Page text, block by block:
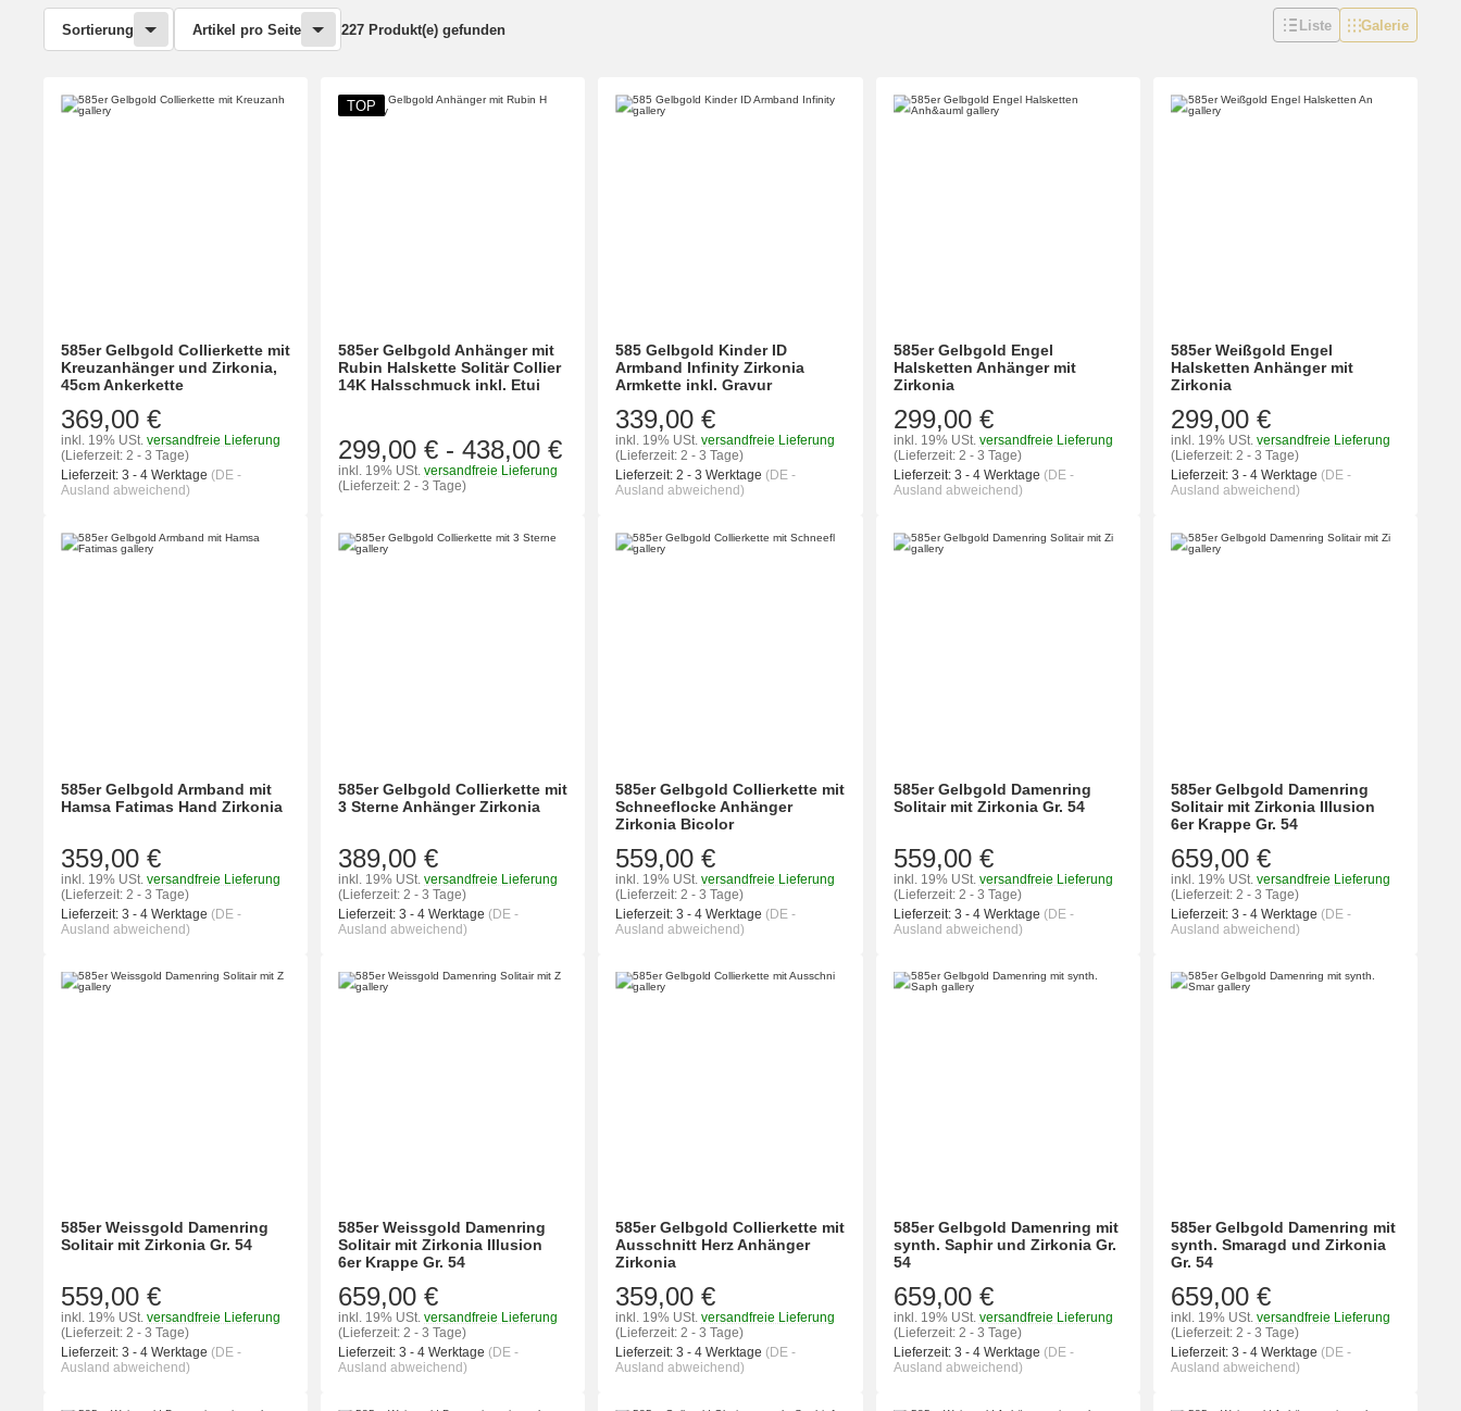
Sortierung Artikel pro Seite 227 Produkt(e) gefunden Liste Galerie
585er Gelbgold Collierkette mit
Kreuzanhänger und Zirkonia,
45cm Ankerkette
369,00 €
inkl. 19% USt. versandfreie Lieferung
(Lieferzeit: 2 - 3 Tage)
Lieferzeit: 3 - 4 Werktage (DE -
Ausland abweichend)
TOP
585er Gelbgold Anhänger mit
Rubin Halskette Solitär Collier
14K Halsschmuck inkl. Etui
299,00 € -438,00 €
inkl. 19% USt. versandfreie Lieferung
(Lieferzeit: 2 - 3 Tage)
585 Gelbgold Kinder ID
Armband Infinity Zirkonia
Armkette inkl. Gravur
339,00 €
inkl. 19% USt. versandfreie Lieferung
(Lieferzeit: 2 - 3 Tage)
Lieferzeit: 2 - 3 Werktage (DE -
Ausland abweichend)
585er Gelbgold Engel
Halsketten Anhänger mit
Zirkonia
299,00 €
inkl. 19% USt. versandfreie Lieferung
(Lieferzeit: 2 - 3 Tage)
Lieferzeit: 3 - 4 Werktage (DE -
Ausland abweichend)
585er Weißgold Engel
Halsketten Anhänger mit
Zirkonia
299,00 €
inkl. 19% USt. versandfreie Lieferung
(Lieferzeit: 2 - 3 Tage)
Lieferzeit: 3 - 4 Werktage (DE -
Ausland abweichend)
585er Gelbgold Armband mit
Hamsa Fatimas Hand Zirkonia
359,00 €
inkl. 19% USt. versandfreie Lieferung
(Lieferzeit: 2 - 3 Tage)
Lieferzeit: 3 - 4 Werktage (DE -
Ausland abweichend)
585er Gelbgold Collierkette mit
3 Sterne Anhänger Zirkonia
389,00 €
inkl. 19% USt. versandfreie Lieferung
(Lieferzeit: 2 - 3 Tage)
Lieferzeit: 3 - 4 Werktage (DE -
Ausland abweichend)
585er Gelbgold Collierkette mit
Schneeflocke Anhänger
Zirkonia Bicolor
559,00 €
inkl. 19% USt. versandfreie Lieferung
(Lieferzeit: 2 - 3 Tage)
Lieferzeit: 3 - 4 Werktage (DE -
Ausland abweichend)
585er Gelbgold Damenring
Solitair mit Zirkonia Gr. 54
559,00 €
inkl. 19% USt. versandfreie Lieferung
(Lieferzeit: 2 - 3 Tage)
Lieferzeit: 3 - 4 Werktage (DE -
Ausland abweichend)
585er Gelbgold Damenring
Solitair mit Zirkonia Illusion
6er Krappe Gr. 54
659,00 €
inkl. 19% USt. versandfreie Lieferung
(Lieferzeit: 2 - 3 Tage)
Lieferzeit: 3 - 4 Werktage (DE -
Ausland abweichend)
585er Weissgold Damenring
Solitair mit Zirkonia Gr. 54
559,00 €
inkl. 19% USt. versandfreie Lieferung
(Lieferzeit: 2 - 3 Tage)
Lieferzeit: 3 - 4 Werktage (DE -
Ausland abweichend)
585er Weissgold Damenring
Solitair mit Zirkonia Illusion
6er Krappe Gr. 54
659,00 €
inkl. 19% USt. versandfreie Lieferung
(Lieferzeit: 2 - 3 Tage)
Lieferzeit: 3 - 4 Werktage (DE -
Ausland abweichend)
585er Gelbgold Collierkette mit
Ausschnitt Herz Anhänger
Zirkonia
359,00 €
inkl. 19% USt. versandfreie Lieferung
(Lieferzeit: 2 - 3 Tage)
Lieferzeit: 3 - 4 Werktage (DE -
Ausland abweichend)
585er Gelbgold Damenring mit
synth. Saphir und Zirkonia Gr.
54
659,00 €
inkl. 19% USt. versandfreie Lieferung
(Lieferzeit: 2 - 3 Tage)
Lieferzeit: 3 - 4 Werktage (DE -
Ausland abweichend)
585er Gelbgold Damenring mit
synth. Smaragd und Zirkonia
Gr. 54
659,00 €
inkl. 19% USt. versandfreie Lieferung
(Lieferzeit: 2 - 3 Tage)
Lieferzeit: 3 - 4 Werktage (DE -
Ausland abweichend)